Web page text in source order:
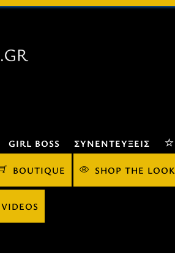
GIRL BOSS ΣΥΝΕΝΤΕΎΞΕΙΣ
BOUTIQUE SHOP THE LOOK
VIDEOS